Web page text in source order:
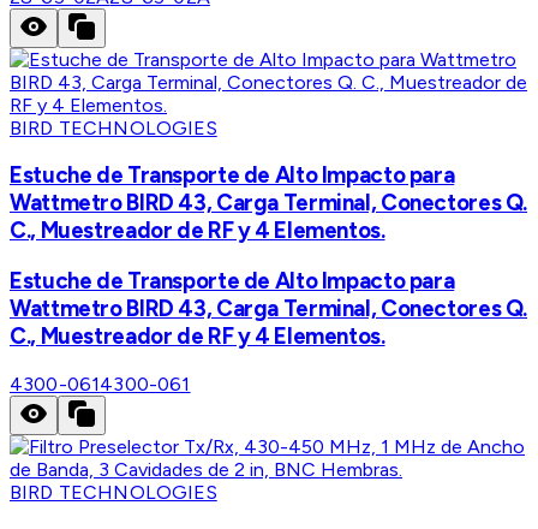
BIRD TECHNOLOGIES
Estuche de Transporte de Alto Impacto para
Wattmetro BIRD 43, Carga Terminal, Conectores Q.
C., Muestreador de RF y 4 Elementos.
Estuche de Transporte de Alto Impacto para
Wattmetro BIRD 43, Carga Terminal, Conectores Q.
C., Muestreador de RF y 4 Elementos.
4300-0614300-061
BIRD TECHNOLOGIES